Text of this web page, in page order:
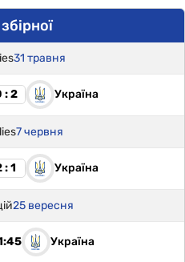
31 травня
: 2 Україна
7 червня
: 1 Україна
25 вересня
Україна